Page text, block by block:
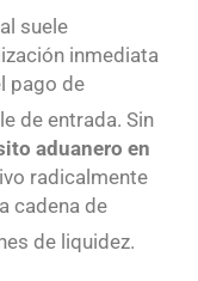
suele
inmediata
pago de
de entrada. Sin
aduanero en
radicalmente
cadena de
de liquidez.